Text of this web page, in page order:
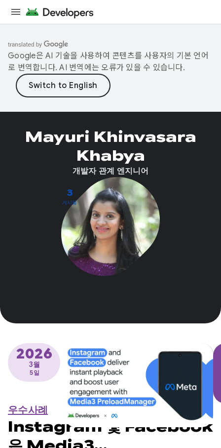
Google은 AI 기술을 사용하여 콘텐츠를 사용자의 기본 언어
로 번역합니다. AI 번역에는 오류가 있을 수 있습니다.
3
게시물
Mayuri Khinvasara
Khabya
개발자 관계 엔지니어
2026
3월
5일
우수사례
Instagram 및 Facebook